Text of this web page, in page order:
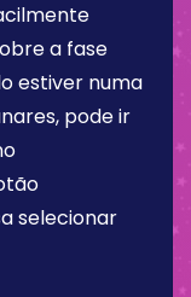
a fase
estiver numa
pode ir
selecionar